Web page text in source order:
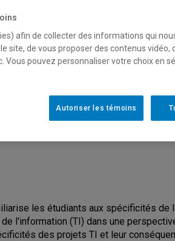
de
les étudiants aux spécificités de
l'information (TI) dans une
des projets TI et leur
afin de collecter des informations qui
site, de vous proposer des contenus vidéo,
Vous pouvez personnaliser votre choix en
Autoriser les témoins